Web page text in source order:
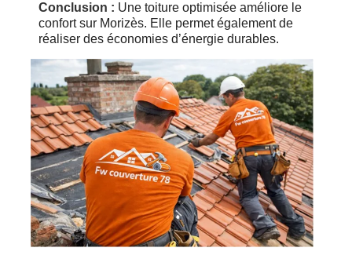
Conclusion : Une toiture optimisée améliore le
confort sur Morizès. Elle permet également de
réaliser des économies d’énergie durables.